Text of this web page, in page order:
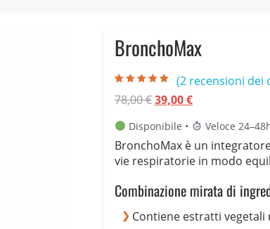
BronchoMax
su 5 su
base di
(2 recensioni dei
78,00€Il
originale
era:
78,00 €.
39,00€Il
attuale
è:
39,00 €.
Disponibile • Veloce
BronchoMax è un
vie respiratorie in modo
Combinazione mirata di
Contiene estratti